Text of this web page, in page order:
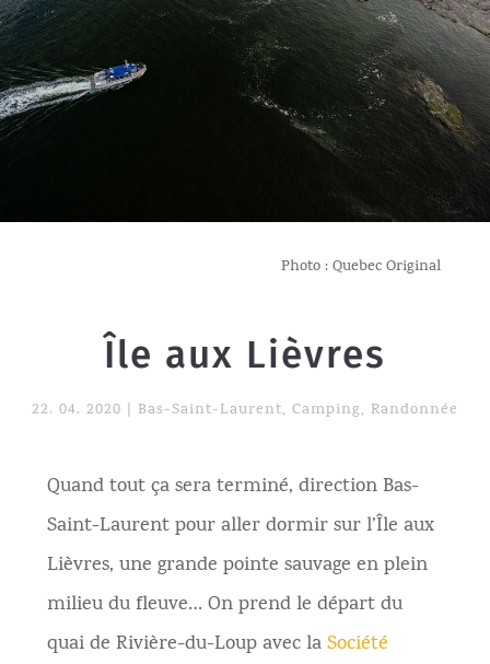
Photo : Quebec Original
Île aux Lièvres
22. 04. 2020 Bas-Saint-Laurent, Camping, Randonnée
Quand tout ça sera terminé, direction Bas-
Saint-Laurent pour aller dormir sur l’Île aux
Lièvres, une grande pointe sauvage en plein
milieu du fleuve… On prend le départ du
quai de Rivière-du-Loup avec laSociété